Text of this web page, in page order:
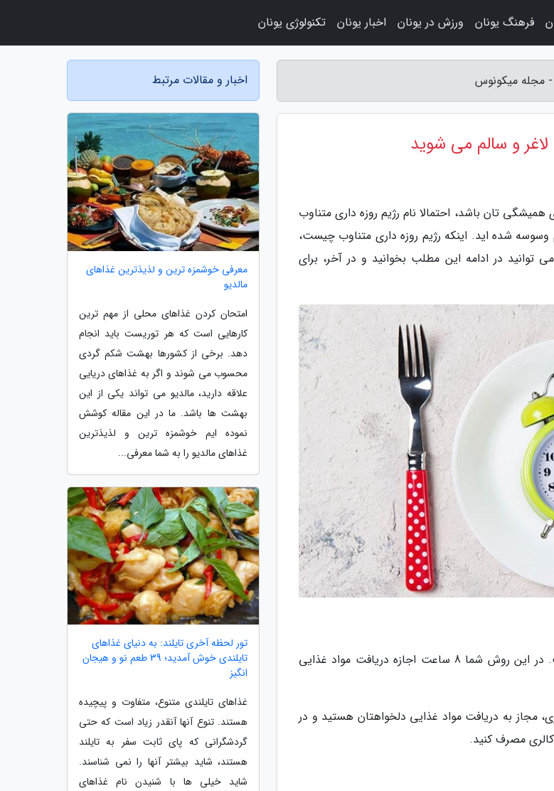
- مجله میکونوس
لاغر و سالم می شوید
تان باشد، احتمالا نام رژیم روزه داری متناوب
اصول این رژیم وسوسه شده اید. اینکه رژیم روزه داری متناوب چیست،
در ادامه این مطلب بخوانید و در آخر، برای
یکی از محبوب ترین انواع رژیم روزه داری متناوب ، روش 16:8 است. در این روش شما 8 ساعت اجازه دریافت مواد غذایی
مجاز به دریافت مواد غذایی دلخواهتان هستید و در
اخبار و مقالات مرتبط
معرفی خوشمزه ترین و لذیذترین غذاهای
مالدیو
امتحان کردن غذاهای محلی از مهم ترین
کارهایی است که هر توریست باید انجام
دهد. برخی از کشورها بهشت شکم گردی
محسوب می شوند و اگر به غذاهای دریایی
علاقه دارید، مالدیو می تواند یکی از این
بهشت ها باشد. ما در این مقاله کوشش
نموده ایم خوشمزه ترین و لذیذترین
غذاهای مالدیو را به شما معرفی...
تور لحظه آخری تایلند: به دنیای غذاهای
تایلندی خوش آمدید؛ 39 طعم نو و هیجان
انگیز
غذاهای تایلندی متنوع، متفاوت و پیچیده
هستند. تنوع آنها آنقدر زیاد است که حتی
گردشگرانی که پای ثابت سفر به تایلند
هستند، شاید بیشتر آنها را نمی شناسند.
شاید خیلی ها با شنیدن نام غذاهای
فرهنگ یونان ورزش در یونان اخبار یونان تکنولوژی یونان